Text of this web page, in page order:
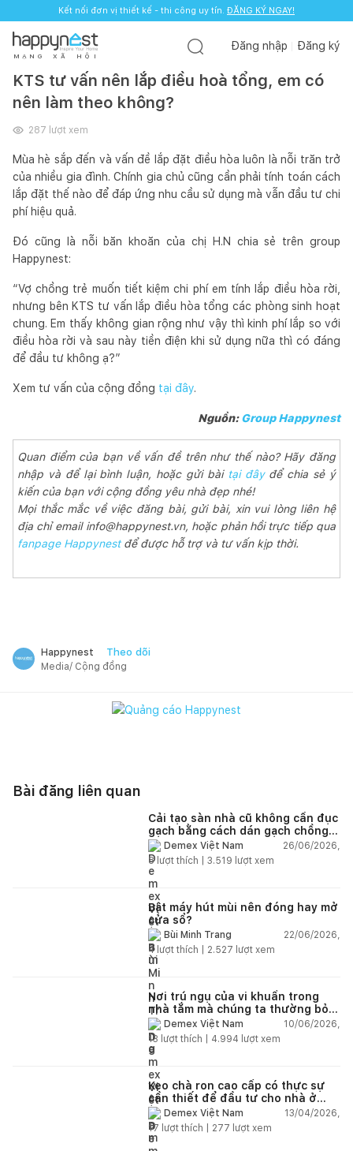
Kết nối đơn vị thiết kế - thi công uy tín. ĐĂNG KÝ NGAY!
M Ạ N G X Ã H Ộ I
Đăng nhập Đăng ký
KTS tư vấn nên lắp điều hoà tổng, em có
nên làm theo không?
287 lượt xem
Mùa hè sắp đến và vấn đề lắp đặt điều hòa luôn là nỗi trăn trở
của nhiều gia đình. Chính gia chủ cũng cần phải tính toán cách
lắp đặt thế nào để đáp ứng nhu cầu sử dụng mà vẫn đầu tư chi
phí hiệu quả.
Đó cũng là nỗi băn khoăn của chị H.N chia sẻ trên group
Happynest:
“Vợ chồng trẻ muốn tiết kiệm chi phí em tính lắp điều hòa rời,
nhưng bên KTS tư vấn lắp điều hòa tổng các phòng sinh hoạt
chung. Em thấy không gian rộng như vậy thì kinh phí lắp so với
điều hòa rời và sau này tiền điện khi sử dụng nữa thì có đáng
để đầu tư không ạ?”
Xem tư vấn của cộng đồng tại đây.
Nguồn:Group Happynest
Quan điểm của bạn về vấn đề trên như thế nào? Hãy đăng
nhập và để lại bình luận, hoặc gửi bàitại đâyđể chia sẻ ý
kiến của bạn với cộng đồng yêu nhà đẹp nhé!
Mọi thắc mắc về việc đăng bài, gửi bài, xin vui lòng liên hệ
địa chỉ email info@happynest.vn, hoặc phản hồi trực tiếp qua
fanpage Happynestđể được hỗ trợ và tư vấn kịp thời.
Happynest Theo dõi
Media/ Cộng đồng
Bài đăng liên quan
Cải tạo sàn nhà cũ không cần đục
gạch bằng cách dán gạch chồng
gạch có được không?
Demex Việt Nam
26/06/2026,
8lượt thích | 3.519 lượt xem
Bật máy hút mùi nên đóng hay mở
cửa sổ?
Bùi Minh Trang
22/06/2026,
4lượt thích | 2.527 lượt xem
Nơi trú ngụ của vi khuẩn trong
nhà tắm mà chúng ta thường bỏ
quaDemex Việt Nam
10/06/2026,
13 lượt thích | 4.994 lượt xem
Keo chà ron cao cấp có thực sự
cần thiết để đầu tư cho nhà ở
dân dụng?
Demex Việt Nam
13/04/2026,
17 lượt thích | 277 lượt xem